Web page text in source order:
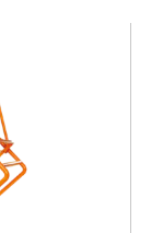
2150 mm
2300 mm